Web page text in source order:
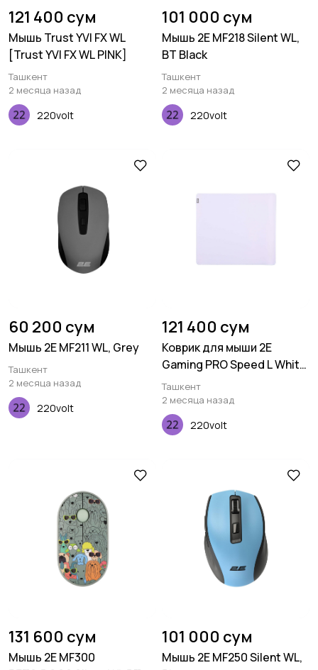
121 400 сум
Мышь Trust YVI FX WL
[Trust YVI FX WL PINK]
Ташкент
2 месяца назад
220volt
101 000 сум
Мышь 2E MF218 Silent WL,
BT Black
Ташкент
2 месяца назад
220volt
60 200 сум
Мышь 2E MF211 WL, Grey
Ташкент
2 месяца назад
220volt
121 400 сум
Коврик для мыши 2E
Gaming PRO Speed L White
(450*400*3 мм)
Ташкент
2 месяца назад
220volt
131 600 сум
Мышь 2E MF300
101 000 сум
Мышь 2E MF250 Silent WL,